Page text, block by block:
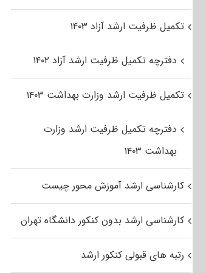
تکمیل ظرفیت ارشد آزاد ۱۴۰۳
دفترچه تکمیل ظرفیت ارشد آزاد ۱۴۰۲
تکمیل ظرفیت ارشد وزارت بهداشت ۱۴۰۳
دفترچه تکمیل ظرفیت ارشد وزارت
بهداشت ۱۴۰۳
کارشناسی ارشد آموزش محور چیست
کارشناسی ارشد بدون کنکور دانشگاه تهران
رتبه های قبولی کنکور ارشد